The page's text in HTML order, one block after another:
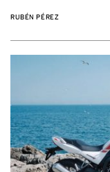
RUBÉN PÉREZ